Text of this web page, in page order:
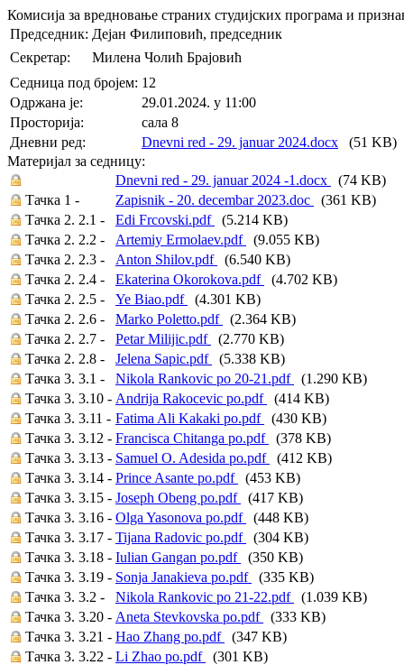
Комисија за вредновање страних студијских програма и
Председник: Дејан Филиповић, председник
Секретар:
Милена Чолић Брајовић
Седница под бројем: 12
Oдржана je:
29.01.2024. у 11:00
Просторија:
сала 8
Дневни ред:
Dnevni red - 29. januar 2024.docx (51 KB)
Материјал за седницу:
Dnevni red - 29. januar 2024 -1.docx
(74 KB)
Тачка 1 -
Zapisnik - 20. decembar 2023.doc
(361 KB)
Тачка 2. 2.1 -
Edi Frcovski.pdf
(5.214 KB)
Тачка 2. 2.2 -
Artemiy Ermolaev.pdf
(9.055 KB)
Тачка 2. 2.3 -
Anton Shilov.pdf
(6.540 KB)
Тачка 2. 2.4 -
Ekaterina Okorokova.pdf
(4.702 KB)
Тачка 2. 2.5 -
Ye Biao.pdf
(4.301 KB)
Тачка 2. 2.6 -
Marko Poletto.pdf
(2.364 KB)
Тачка 2. 2.7 -
Petar Milijic.pdf
(2.770 KB)
Тачка 2. 2.8 -
Jelena Sapic.pdf
(5.338 KB)
Тачка 3. 3.1 -
Nikola Rankovic po 20-21.pdf
(1.290 KB)
Тачка 3. 3.10 - Andrija Rakocevic po.pdf
(414 KB)
Тачка 3. 3.11 - Fatima Ali Kakaki po.pdf
(430 KB)
Тачка 3. 3.12 - Francisca Chitanga po.pdf
(378 KB)
Тачка 3. 3.13 - Samuel O. Adesida po.pdf
(412 KB)
Тачка 3. 3.14 - Prince Asante po.pdf
(453 KB)
Тачка 3. 3.15 - Joseph Obeng po.pdf
(417 KB)
Тачка 3. 3.16 - Olga Yasonova po.pdf
(448 KB)
Тачка 3. 3.17 - Tijana Radovic po.pdf
(304 KB)
Тачка 3. 3.18 - Iulian Gangan po.pdf
(350 KB)
Тачка 3. 3.19 - Sonja Janakieva po.pdf
(335 KB)
Тачка 3. 3.2 -
Nikola Rankovic po 21-22.pdf
(1.039 KB)
Тачка 3. 3.20 - Aneta Stevkovska po.pdf
(333 KB)
Тачка 3. 3.21 - Hao Zhang po.pdf
(347 KB)
Тачка 3. 3.22 - Li Zhao po.pdf
(301 KB)